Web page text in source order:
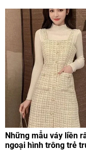
Những mẫu váy liền
ngoại hình trông trẻ